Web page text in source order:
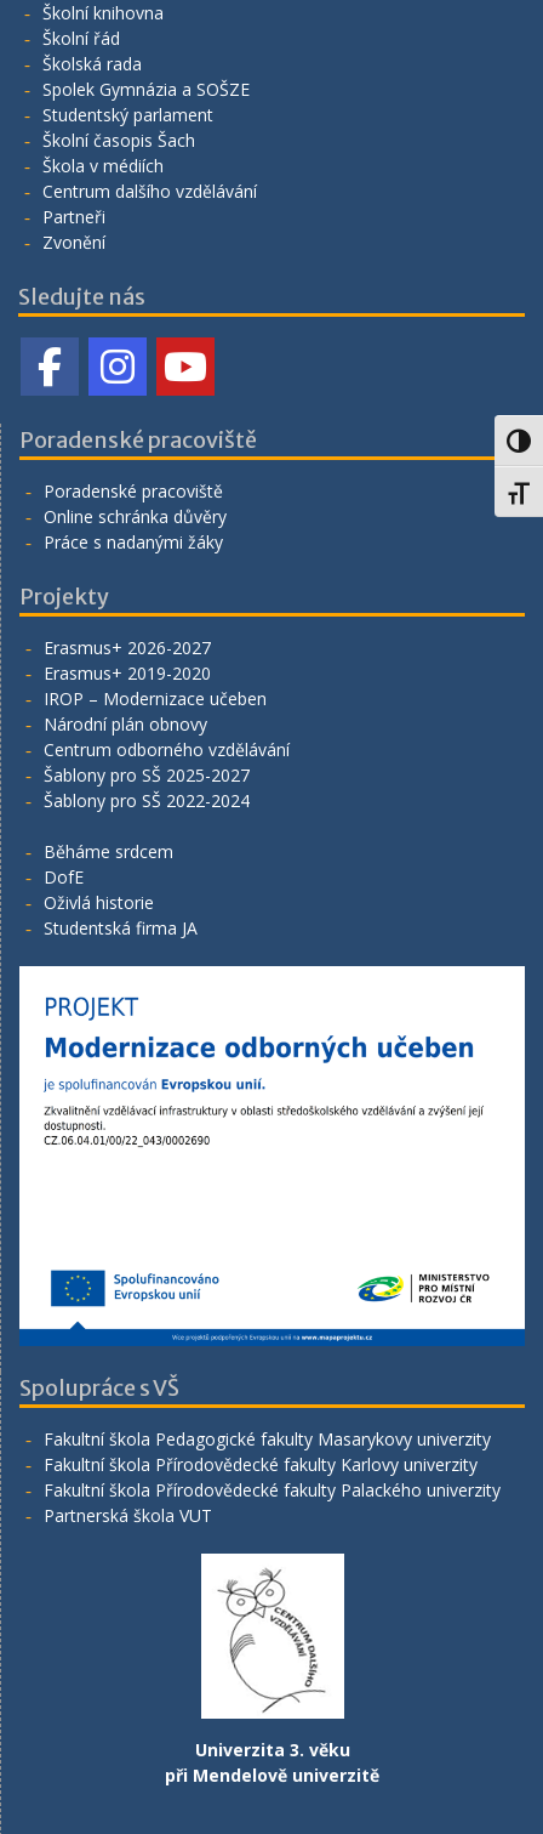
Školní knihovna
Školní řád
Školská rada
Spolek Gymnázia a SOŠZE
Studentský parlament
Školní časopis Šach
Škola v médiích
Centrum dalšího vzdělávání
Partneři
Zvonění
Sledujte nás
Poradenské pracoviště
Poradenské pracoviště
Online schránka důvěry
Práce s nadanými žáky
Projekty
Erasmus+ 2026-2027
Erasmus+ 2019-2020
IROP – Modernizace učeben
Národní plán obnovy
Centrum odborného vzdělávání
Šablony pro SŠ 2025-2027
Šablony pro SŠ 2022-2024
Běháme srdcem
DofE
Oživlá historie
Studentská firma JA
Spolupráce s VŠ
Fakultní škola Pedagogické fakulty Masarykovy univerzity
Fakultní škola Přírodovědecké fakulty Karlovy univerzity
Fakultní škola Přírodovědecké fakulty Palackého univerzity
Partnerská škola VUT
Univerzita 3. věku
při Mendelově univerzitě